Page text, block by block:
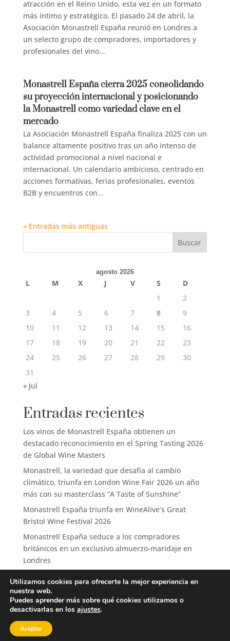
atracción en el Reino Unido, esta vez en un formato
más íntimo y estratégico. El pasado 24 de abril, la
Asociación Monastrell España reunió en Londres a
un selecto grupo de compradores, importadores y
profesionales del vino...
Monastrell España cierra 2025 consolidando
su proyección internacional y posicionando
la Monastrell como variedad clave en el
mercado
La Asociación Monastrell España finaliza 2025 con un
balance altamente positivo tras un año intenso de
actividad promocional a nivel nacional e
internacional. Un calendario ambicioso, centrado en
acciones formativas, ferias profesionales, eventos
B2B y encuentros con...
« Entradas más antiguas
Buscar
agosto 2026
L M X J V S
D
1
2
3
4 5 6 7 8
9
10
11 12 13 14 15
16
17
18 19 20 21 22
23
24
25 26 27 28 29
30
31
« Jul
Entradas recientes
Los vinos de Monastrell España obtienen un
destacado reconocimiento en el Spring Tasting 2026
de Global Wine Masters
Monastrell, la variedad que desafía al cambio
climático, triunfa en London Wine Fair 2026 un año
más con su masterclass “A Taste of Sunshine”
Monastrell España triunfa en WineAlive’s Great
Bristol Wine Festival 2026
Monastrell España seduce a los compradores
británicos en un exclusivo almuerzo-maridaje en
Londres
proyección internacional y posicionando la
Monastrell como variedad clave en el mercado
Utilizamos cookies para ofrecerte la mejor experiencia en
nuestra web.
Puedes aprender más sobre qué cookies utilizamos o
desactivarlas en los ajustes.
Aceptar